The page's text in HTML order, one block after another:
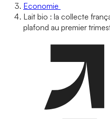
Economie
Lait bio : la collecte
plafond au premier